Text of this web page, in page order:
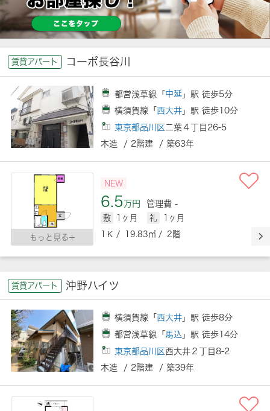
賃貸アパート コーポ長谷川
都営浅草線「 中延 」駅 徒歩5分
横須賀線「 西大井 」駅 徒歩10分
東京都品川区 二葉４丁目26-5
木造 / 2階建 / 築63年
もっと見る
NEW
6.5万円 管理費 -
敷 1ヶ月 礼
1ヶ月
1Ｋ / 19.83㎡ / 2階
賃貸アパート 沖野ハイツ
横須賀線「 西大井 」駅 徒歩8分
都営浅草線「 馬込 」駅 徒歩14分
東京都品川区西大井２丁目8-2
木造 / 2階建 / 築39年